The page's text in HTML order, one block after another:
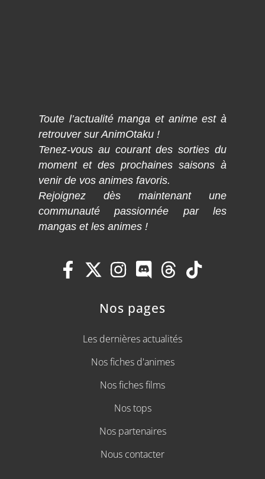
Toute l’actualité manga et anime est à
retrouver sur AnimOtaku !
Tenez-vous au courant des sorties du
moment et des prochaines saisons à
venir de vos animes favoris.
Rejoignez dès maintenant une
communauté passionnée par les
mangas et les animes !
Nos pages
Les dernières actualités
Nos fiches d'animes
Nos fiches films
Nos tops
Nos partenaires
Nous contacter